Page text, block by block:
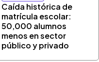
Caída histórica de
matrícula escolar:
50,000 alumnos
menos en sector
público y privado